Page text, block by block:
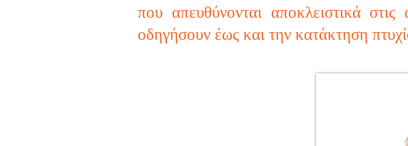
που απευθύνονται αποκλειστικά
οδηγήσουν έως και την κατάκτηση